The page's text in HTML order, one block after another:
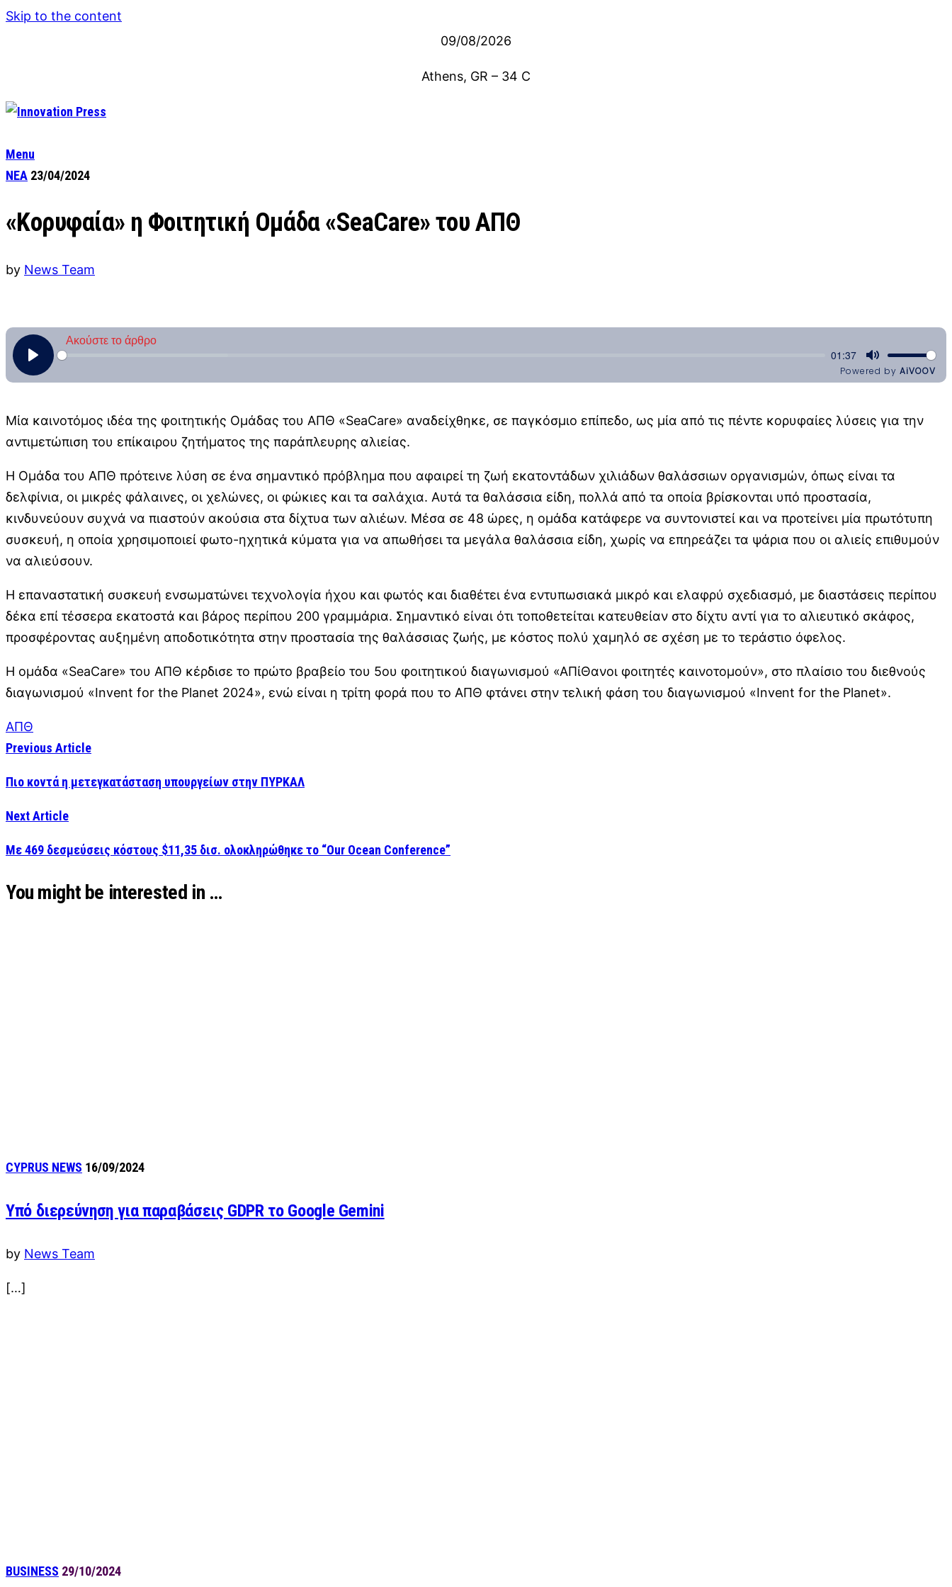
Skip to the content
09/08/2026
Athens, GR – 34 C
Menu
ΝΕΑ 23/04/2024
«Κορυφαία» η Φοιτητική Ομάδα «SeaCare» του ΑΠΘ
by News Team
Μία καινοτόμος ιδέα της φοιτητικής Ομάδας του ΑΠΘ «SeaCare» αναδείχθηκε, σε παγκόσμιο επίπεδο, ως μία από τις πέντε κορυφαίες λύσεις για την
αντιμετώπιση του επίκαιρου ζητήματος της παράπλευρης αλιείας.
Η Ομάδα του ΑΠΘ πρότεινε λύση σε ένα σημαντικό πρόβλημα που αφαιρεί τη ζωή εκατοντάδων χιλιάδων θαλάσσιων οργανισμών, όπως είναι τα
δελφίνια, οι μικρές φάλαινες, οι χελώνες, οι φώκιες και τα σαλάχια. Αυτά τα θαλάσσια είδη, πολλά από τα οποία βρίσκονται υπό προστασία,
κινδυνεύουν συχνά να πιαστούν ακούσια στα δίχτυα των αλιέων. Μέσα σε 48 ώρες, η ομάδα κατάφερε να συντονιστεί και να προτείνει μία πρωτότυπη
συσκευή, η οποία χρησιμοποιεί φωτο-ηχητικά κύματα για να απωθήσει τα μεγάλα θαλάσσια είδη, χωρίς να επηρεάζει τα ψάρια που οι αλιείς επιθυμούν
να αλιεύσουν.
Η επαναστατική συσκευή ενσωματώνει τεχνολογία ήχου και φωτός και διαθέτει ένα εντυπωσιακά μικρό και ελαφρύ σχεδιασμό, με διαστάσεις περίπου
δέκα επί τέσσερα εκατοστά και βάρος περίπου 200 γραμμάρια. Σημαντικό είναι ότι τοποθετείται κατευθείαν στο δίχτυ αντί για το αλιευτικό σκάφος,
προσφέροντας αυξημένη αποδοτικότητα στην προστασία της θαλάσσιας ζωής, με κόστος πολύ χαμηλό σε σχέση με το τεράστιο όφελος.
Η ομάδα «SeaCare» του ΑΠΘ κέρδισε το πρώτο βραβείο του 5ου φοιτητικού διαγωνισμού «ΑΠίΘανοι φοιτητές καινοτομούν», στο πλαίσιο του διεθνούς
διαγωνισμού «Invent for the Planet 2024», ενώ είναι η τρίτη φορά που το ΑΠΘ φτάνει στην τελική φάση του διαγωνισμού «Invent for the Planet».
ΑΠΘ
Previous Article
Πιο κοντά η μετεγκατάσταση υπουργείων στην ΠΥΡΚΑΛ
Next Article
Με 469 δεσμεύσεις κόστους $11,35 δισ. ολοκληρώθηκε το “Our Ocean Conference”
You might be interested in …
CYPRUS NEWS 16/09/2024
Υπό διερεύνηση για παραβάσεις GDPR το Google Gemini
by News Team
[…]
BUSINESS 29/10/2024